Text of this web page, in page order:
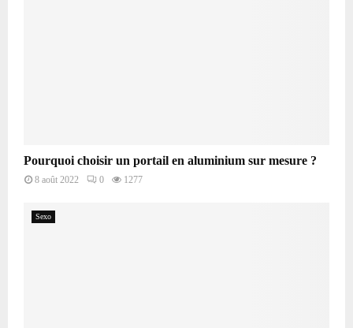
Pourquoi choisir un portail en aluminium sur mesure ?
8 août 2022 0 1277
Sexo